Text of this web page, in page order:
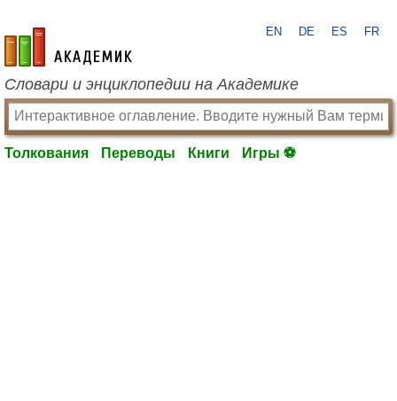
academic.ru
EN DE ES FR
Словари и энциклопедии на Академике
Толкования Переводы Книги Игры ⚽